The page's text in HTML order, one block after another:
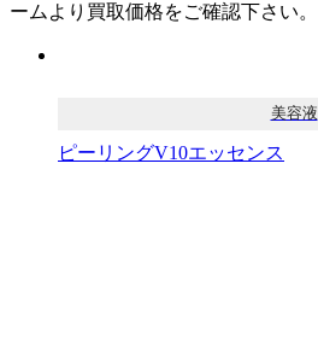
ームより買取価格をご確認下さい。
美容液
ピーリングV10エッセンス